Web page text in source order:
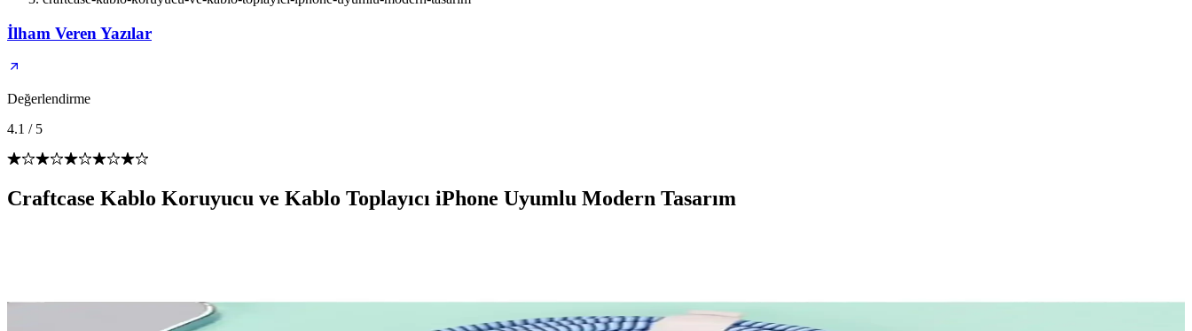
İlham Veren Yazılar
Değerlendirme
4.1 / 5
Craftcase Kablo Koruyucu ve Kablo Toplayıcı iPhone Uyumlu Modern Tasarım